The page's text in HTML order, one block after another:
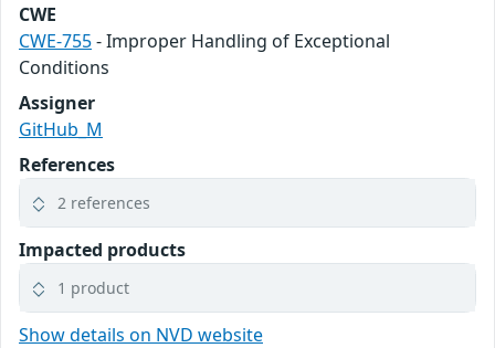
CWE
CWE-755- Improper Handling of Exceptional
Conditions
Assigner
GitHub_M
References
2 references
Impacted products
1 product
Show details on NVD website